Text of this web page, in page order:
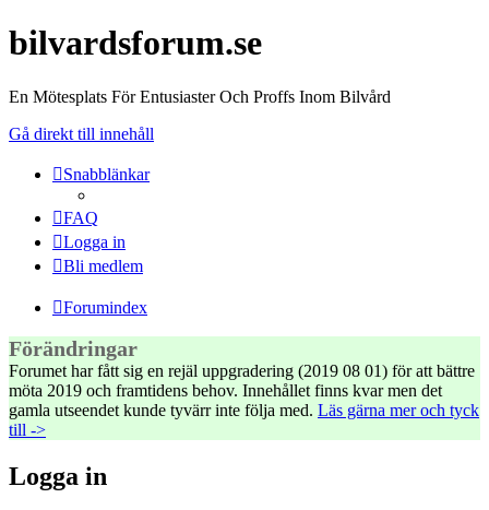
bilvardsforum.se
En Mötesplats För Entusiaster Och Proffs Inom Bilvård
Gå direkt till innehåll
Snabblänkar
FAQ
Logga in
Bli medlem
Forumindex
Förändringar
Forumet har fått sig en rejäl uppgradering (2019 08 01) för att bättre
möta 2019 och framtidens behov. Innehållet finns kvar men det
gamla utseendet kunde tyvärr inte följa med. Läs gärna mer och tyck
till ->
Logga in